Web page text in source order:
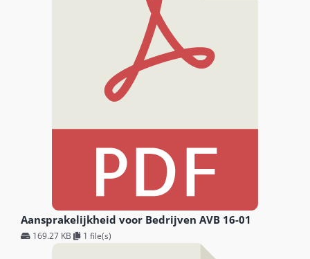
Aansprakelijkheid voor Bedrijven AVB 16-01
169.27 KB 1 file(s)